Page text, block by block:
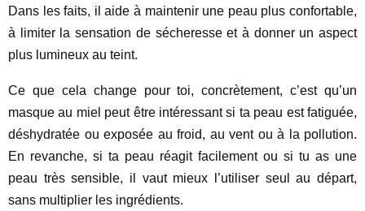
Dans les faits, il aide à maintenir une peau plus confortable,
à limiter la sensation de sécheresse et à donner un aspect
plus lumineux au teint.
Ce que cela change pour toi, concrètement, c’est qu’un
masque au miel peut être intéressant si ta peau est fatiguée,
déshydratée ou exposée au froid, au vent ou à la pollution.
En revanche, si ta peau réagit facilement ou si tu as une
peau très sensible, il vaut mieux l’utiliser seul au départ,
sans multiplier les ingrédients.